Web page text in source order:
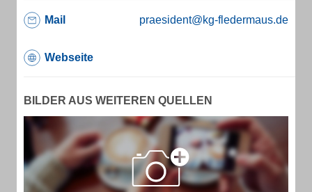
Mail praesident@kg-fledermaus.de
Webseite
BILDER AUS WEITEREN QUELLEN